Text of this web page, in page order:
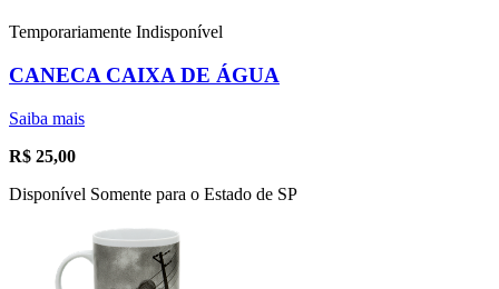
Temporariamente Indisponível
CANECA CAIXA DE ÁGUA
Saiba mais
R$ 25,00
Disponível Somente para o Estado de SP